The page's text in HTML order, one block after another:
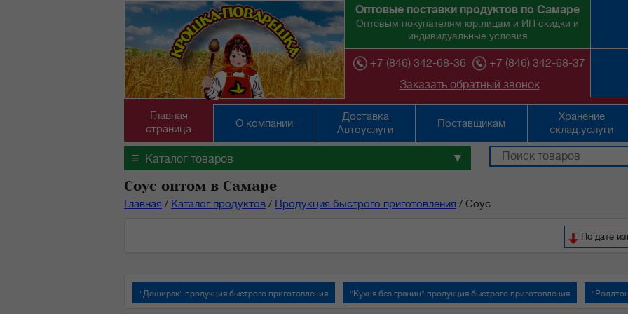
Оптовые поставки продуктов по Самаре
Оптовым покупателям юр.лицам и ИП скидки и
индивидуальные условия
+7 (846) 342-68-36
+7 (846) 342-68-37
Заказать обратный звонок
Главная
страница
О компании
Доставка
Автоуслуги
Поставщикам
Хранение
склад.услуги
≡ Каталог товаров ▼
Соус оптом в Самаре
Главная / Каталог продуктов / Продукция быстрого приготовления / Соус
По дате
"Доширак" продукция быстрого приготовления "Кухня без границ" продукция быстрого приготовления